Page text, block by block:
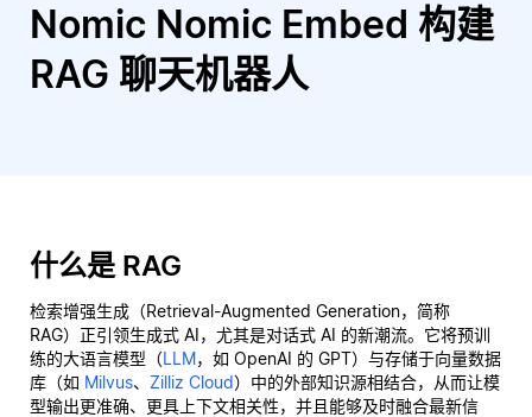
Nomic Nomic Embed 构建
RAG 聊天机器人
什么是 RAG
检索增强生成（Retrieval-Augmented Generation，简称
RAG）正引领生成式 AI，尤其是对话式 AI 的新潮流。它将预训
练的大语言模型（LLM，如 OpenAI 的 GPT）与存储于向量数据
库（如 Milvus、 Zilliz Cloud）中的外部知识源相结合，从而让模
型输出更准确、更具上下文相关性，并且能够及时融合最新信